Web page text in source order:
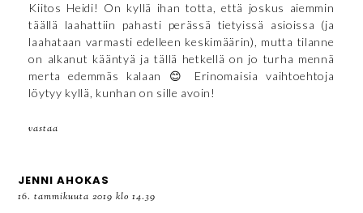
Kiitos Heidi! On kyllä ihan totta, että joskus aiemmin
täällä laahattiin pahasti perässä tietyissä asioissa (ja
laahataan varmasti edelleen keskimäärin), mutta tilanne
on alkanut kääntyä ja tällä hetkellä on jo turha mennä
merta edemmäs kalaan 😊 Erinomaisia vaihtoehtoja
löytyy kyllä, kunhan on sille avoin!
vastaa
JENNI AHOKAS
16. tammikuuta 2019 klo 14.39